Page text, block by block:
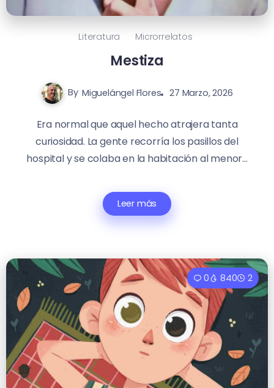
Literatura Microrrelatos
Mestiza
By Miguelángel Flores 27 Marzo, 2026
Era normal que aquel hecho atrajera tanta
curiosidad. La gente recorría los pasillos del
hospital y se colaba en la habitación al menor...
Leer más
0 840 2